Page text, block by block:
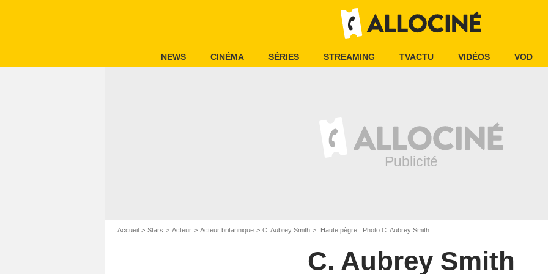
NEWS CINÉMA SÉRIES STREAMING TVACTU VIDÉOS VOD
Accueil Stars Acteur Acteur britannique C. Aubrey Smith Haute pègre : Photo C. Aubrey Smith
C. Aubrey Smith